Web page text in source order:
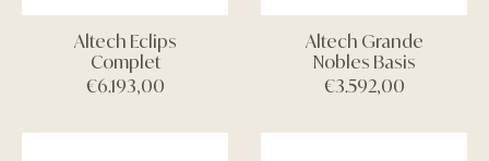
Altech Eclips
Complet
€6.193,00
Altech Grande
Nobles Basis
€3.592,00